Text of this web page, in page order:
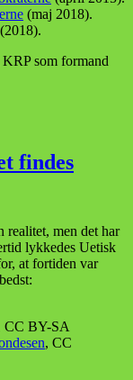
(maj 2018).
(2018).
som formand
findes
realitet, men det har
lykkedes Uetisk
at fortiden var
CC BY-SA
, CC